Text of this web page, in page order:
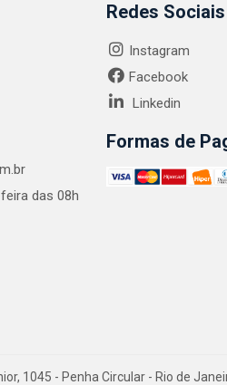
das 08h
Redes Sociais
Instagram
Facebook
Linkedin
Formas de
1045 - Penha Circular - Rio de